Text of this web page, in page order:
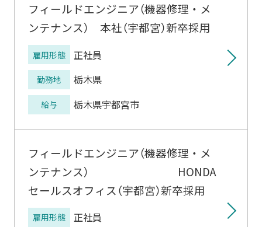
フィールドエンジニア（機器修理・メ
ンテナンス） 本社（宇都宮）新卒採用
雇用形態 正社員
勤務地 栃木県
給与 栃木県宇都宮市
フィールドエンジニア（機器修理・メ
ンテナンス） HONDA
セールスオフィス（宇都宮）新卒採用
雇用形態 正社員